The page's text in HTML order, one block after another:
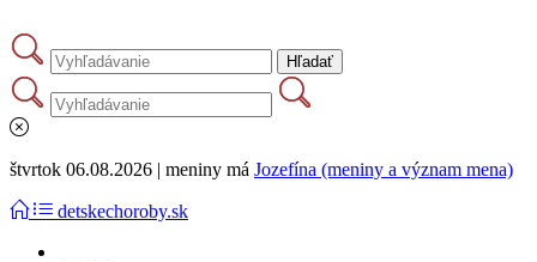
štvrtok 06.08.2026 | meniny má Jozefína (meniny a význam mena)
detskechoroby.sk